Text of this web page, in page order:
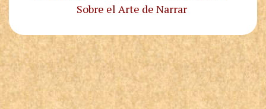
Sobre el Arte de Narrar